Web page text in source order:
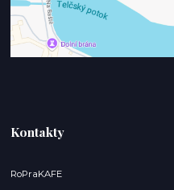
Kontakty
RoPraKAFE